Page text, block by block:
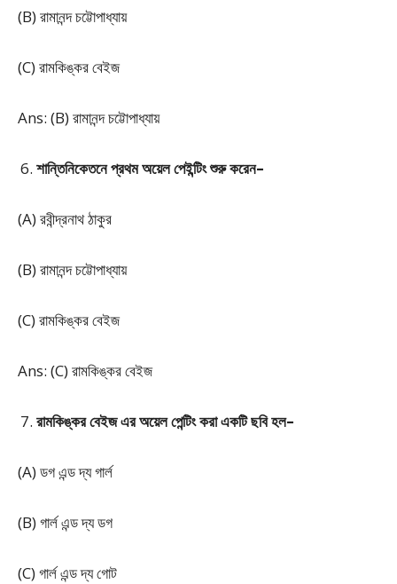
(B) রামানন্দ চট্টোপাধ্যায়
(C) রামকিঙ্কর বেইজ
Ans: (B) রামানন্দ চট্টোপাধ্যায়
শান্তিনিকেতনে প্রথম অয়েল পেইন্টিং শুরু করেন–
(A) রবীন্দ্রনাথ ঠাকুর
(B) রামানন্দ চট্টোপাধ্যায়
(C) রামকিঙ্কর বেইজ
Ans: (C) রামকিঙ্কর বেইজ
রামকিঙ্কর বেইজ এর অয়েল পেন্টিং করা একটি ছবি হল–
(A) ডগ এন্ড দ্য গার্ল
(B) গার্ল এন্ড দ্য ডগ
(C) গার্ল এন্ড দ্য গোট